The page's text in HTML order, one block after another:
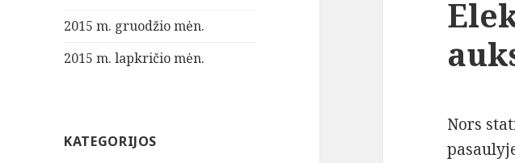
2015 m. gruodžio mėn.
2015 m. lapkričio mėn.
KATEGORIJOS
Nors